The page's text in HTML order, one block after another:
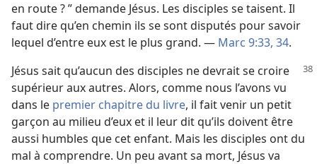
en route ? ” demande Jésus. Les disciples se taisent. Il
faut dire qu’en chemin ils se sont disputés pour savoir
lequel d’entre eux est le plus grand. — Marc 9:33, 34.
Jésus sait qu’aucun des disciples ne devrait se croire
supérieur aux autres. Alors, comme nous l’avons vu
dans le premier chapitre du livre, il fait venir un petit
garçon au milieu d’eux et il leur dit qu’ils doivent être
aussi humbles que cet enfant. Mais les disciples ont du
mal à comprendre. Un peu avant sa mort, Jésus va